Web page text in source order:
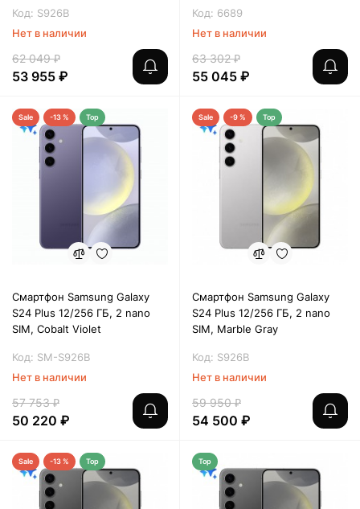
Код: S926B
Нет в наличии
62 049 ₽
53 955 ₽
Код: 6689
Нет в наличии
63 302 ₽
55 045 ₽
Sale -13 % Top
Смартфон Samsung Galaxy
S24 Plus 12/256 ГБ, 2 nano
SIM, Cobalt Violet
Код: SM-S926B
Нет в наличии
57 753 ₽
50 220 ₽
Sale -9 % Top
Смартфон Samsung Galaxy
S24 Plus 12/256 ГБ, 2 nano
SIM, Marble Gray
Код: S926B
Нет в наличии
59 950 ₽
54 500 ₽
Sale -13 % Top Top